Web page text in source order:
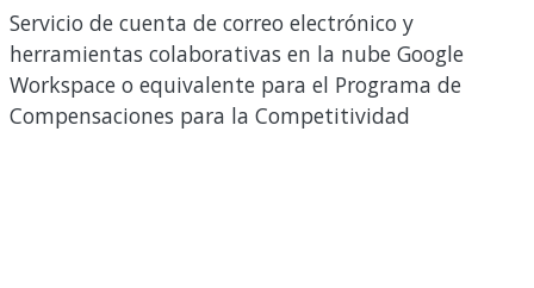
Servicio de cuenta de correo electrónico y
herramientas colaborativas en la nube Google
Workspace o equivalente para el Programa de
Compensaciones para la Competitividad